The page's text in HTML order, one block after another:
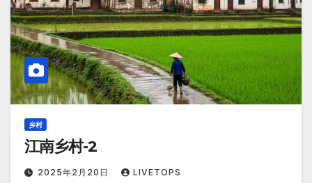
乡村
江南乡村-2
2025年2月20日 LIVETOPS